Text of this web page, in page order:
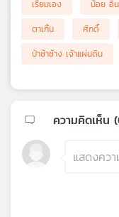
เรียมเอง
น้อย อิ
ตาเกิ้น
ศักดิ์
ป่าช้าช้าง เจ้าแผ่นดิน
ความคิดเห็น (